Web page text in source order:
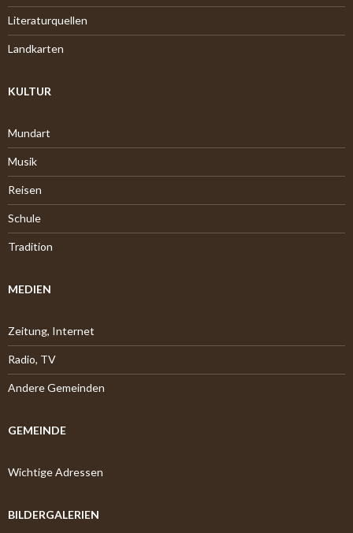
Literaturquellen
Landkarten
KULTUR
Mundart
Musik
Reisen
Schule
Tradition
MEDIEN
Zeitung, Internet
Radio, TV
Andere Gemeinden
GEMEINDE
Wichtige Adressen
BILDERGALERIEN